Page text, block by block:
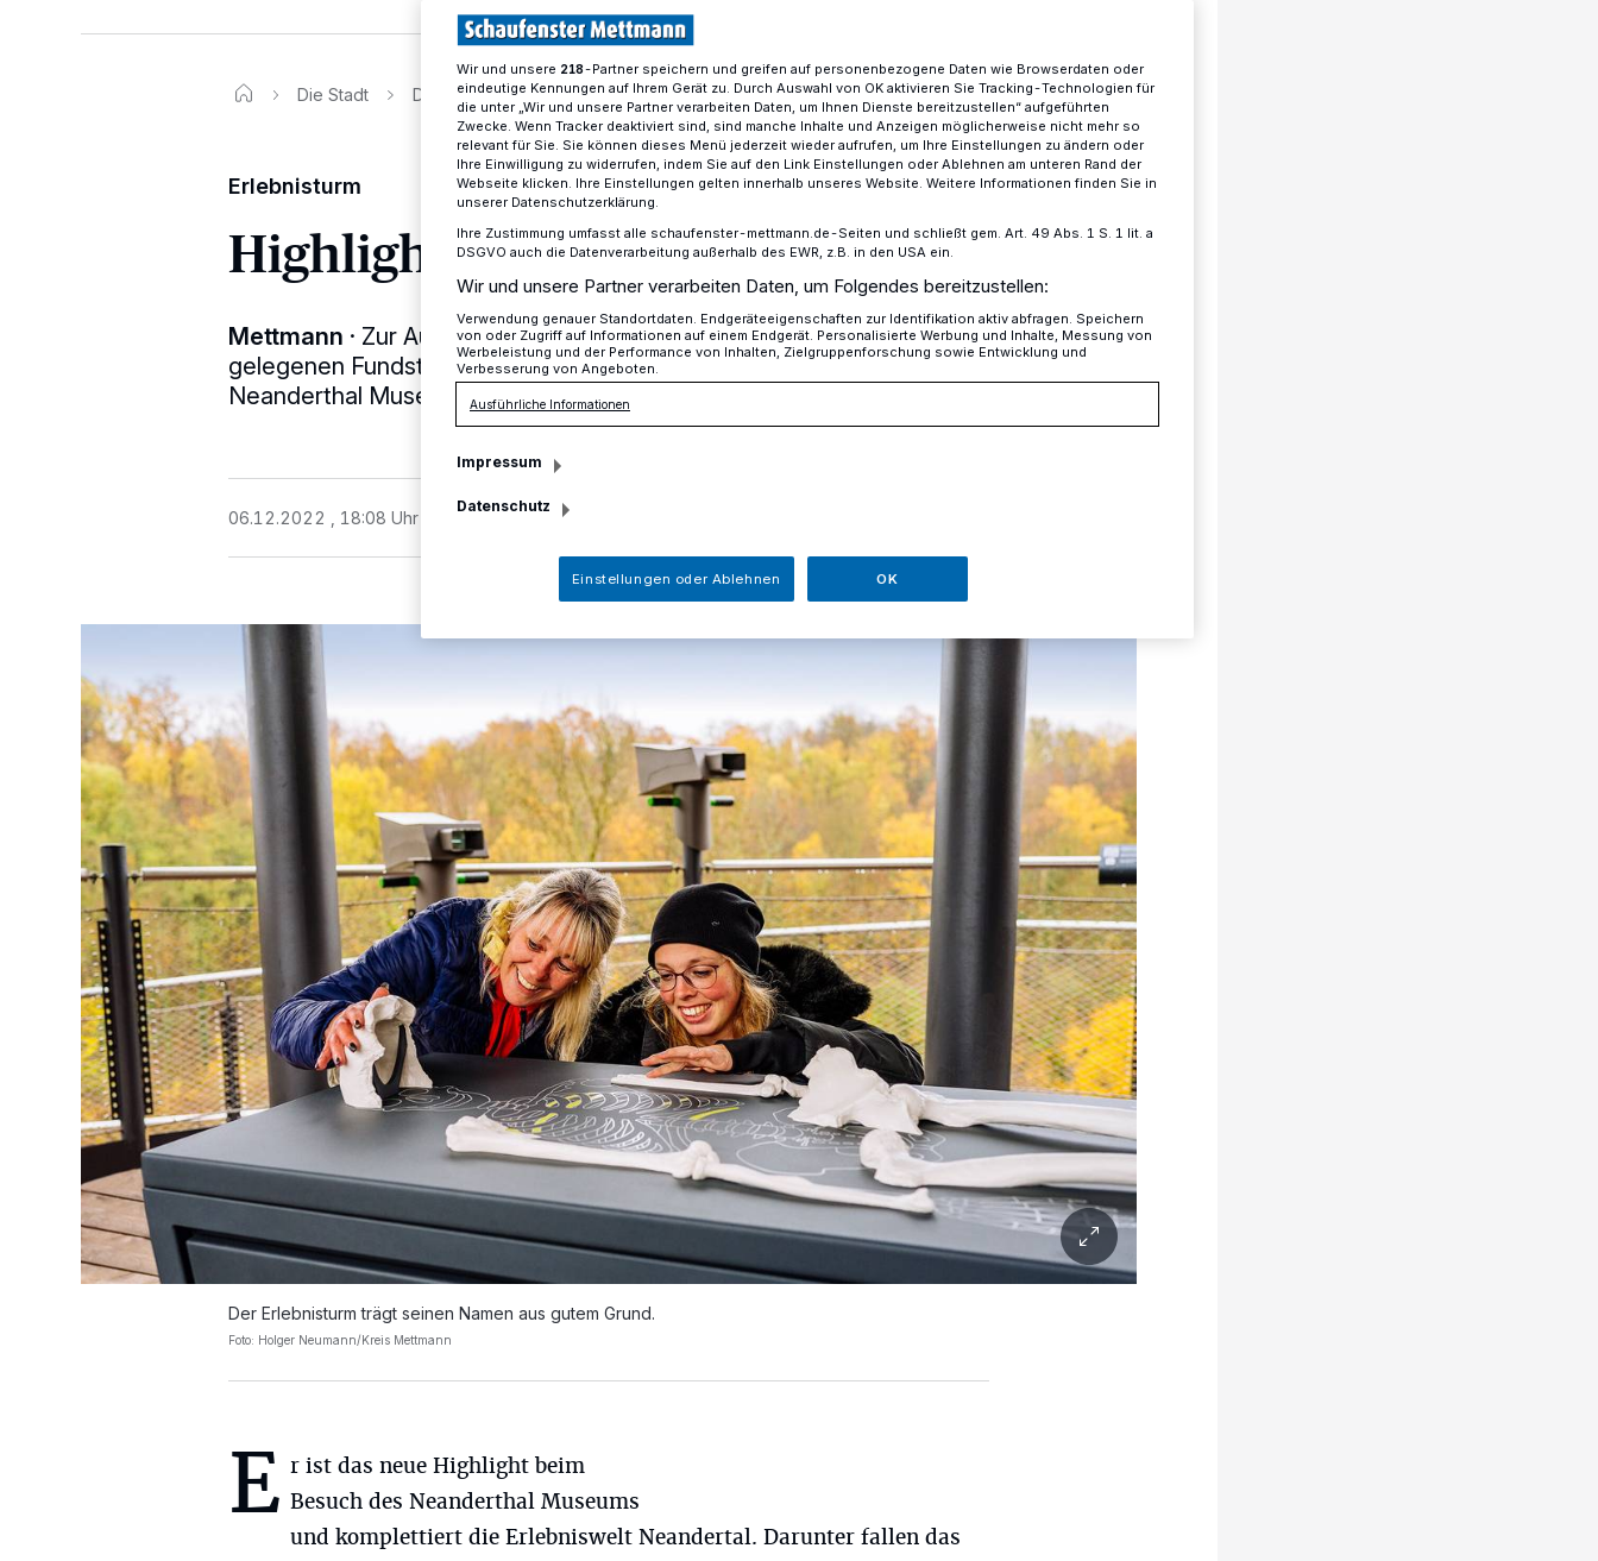
Die Stadt Der Erlebnisturm im Neandertal eröffnet am 9. Dezember.
Erlebnisturm
Highlight mit Riesenschädel
Mettmann · Zur Aufwertung der fußläufig vom Neanderthal Museum
gelegenen Fundstelle des Neanderthalers hat die Stiftung
Neanderthal Museum den Erlebnisturm „Höhlenblick“ errichtet.
06.12.2022 , 18:08 Uhr 3 Minuten Lesezeit
Der Erlebnisturm trägt seinen Namen aus gutem Grund.
Foto: Holger Neumann/Kreis Mettmann
E r ist das neue Highlight beim
Besuch des Neanderthal Museums
und komplettiert die Erlebniswelt Neandertal. Darunter fallen das
Wir und unsere 218-Partner speichern und greifen auf personenbezogene Daten wie Browserdaten oder
eindeutige Kennungen auf Ihrem Gerät zu. Durch Auswahl von OK aktivieren Sie Tracking-Technologien für
die unter „Wir und unsere Partner verarbeiten Daten, um Ihnen Dienste bereitzustellen“ aufgeführten
Zwecke. Wenn Tracker deaktiviert sind, sind manche Inhalte und Anzeigen möglicherweise nicht mehr so
relevant für Sie. Sie können dieses Menü jederzeit wieder aufrufen, um Ihre Einstellungen zu ändern oder
Ihre Einwilligung zu widerrufen, indem Sie auf den Link Einstellungen oder Ablehnen am unteren Rand der
Webseite klicken. Ihre Einstellungen gelten innerhalb unseres Website. Weitere Informationen finden Sie in
unserer Datenschutzerklärung.
Ihre Zustimmung umfasst alle schaufenster-mettmann.de-Seiten und schließt gem. Art. 49 Abs. 1 S. 1 lit. a
DSGVO auch die Datenverarbeitung außerhalb des EWR, z.B. in den USA ein.
Wir und unsere Partner verarbeiten Daten, um Folgendes bereitzustellen:
Verwendung genauer Standortdaten. Endgeräteeigenschaften zur Identifikation aktiv abfragen. Speichern
von oder Zugriff auf Informationen auf einem Endgerät. Personalisierte Werbung und Inhalte, Messung von
Werbeleistung und der Performance von Inhalten, Zielgruppenforschung sowie Entwicklung und
Verbesserung von Angeboten.
Ausführliche Informationen
Impressum
Datenschutz
Einstellungen oder Ablehnen OK